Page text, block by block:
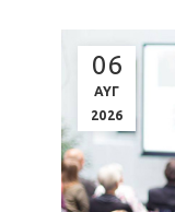
06
ΑΥΓ
2026